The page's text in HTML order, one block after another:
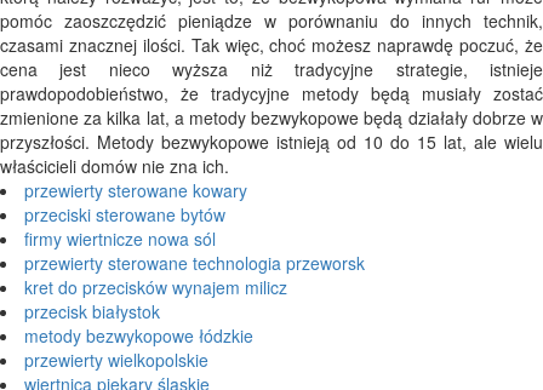
pomóc zaoszczędzić pieniądze w porównaniu do innych technik,
czasami znacznej ilości. Tak więc, choć możesz naprawdę poczuć, że
cena jest nieco wyższa niż tradycyjne strategie, istnieje
prawdopodobieństwo, że tradycyjne metody będą musiały zostać
zmienione za kilka lat, a metody bezwykopowe będą działały dobrze w
przyszłości. Metody bezwykopowe istnieją od 10 do 15 lat, ale wielu
właścicieli domów nie zna ich.
przewierty sterowane kowary
przeciski sterowane bytów
firmy wiertnicze nowa sól
przewierty sterowane technologia przeworsk
kret do przecisków wynajem milicz
przecisk białystok
metody bezwykopowe łódzkie
przewierty wielkopolskie
wiertnica piekary śląskie